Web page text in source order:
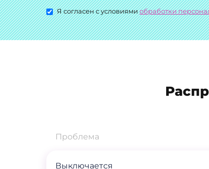
Я согласен с условиямиобработки
Проблема
Выключается